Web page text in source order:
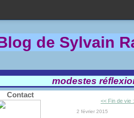
de Sylvain
modestes
Contact
<< Fin de vie
2 février 2015